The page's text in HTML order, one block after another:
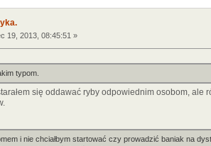
19, 2013, 08:45:51 »
typom.
się oddawać ryby odpowiednim osobom, ale
i nie chciałbym startować czy prowadzić baniak na